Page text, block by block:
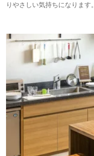
りやさしい気持ちになります。